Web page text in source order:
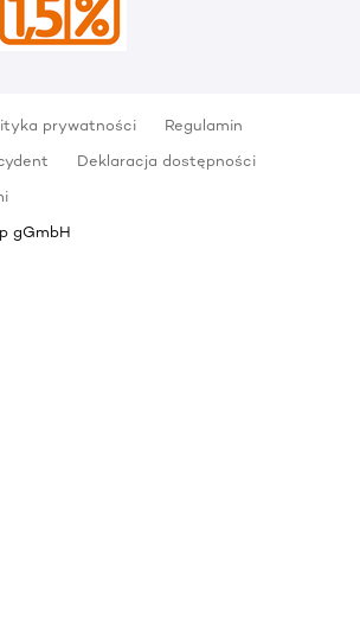
prywatności
Regulamin
Deklaracja dostępności
gGmbH